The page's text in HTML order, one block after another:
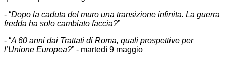
- “Dopo la caduta del muro una transizione infinita. La guerra
fredda ha solo cambiato faccia?”
- “A 60 anni dai Trattati di Roma, quali prospettive per
l’Unione Europea?” - martedì 9 maggio